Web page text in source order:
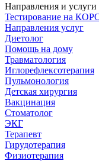
Направления и услуги
Тестирование на
Направления услуг
Диетолог
Помощь на дому
Травматология
Иглорефлексотерапия
Пульмонология
Детская хирургия
Вакцинация
Стоматолог
ЭКГ
Терапевт
Гирудотерапия
Физиотерапия